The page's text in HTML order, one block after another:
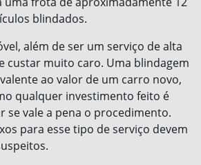
blindados.
além de ser um serviço de alta
custar muito caro. Uma blindagem
ao valor de um carro novo,
qualquer investimento feito é
se vale a pena o procedimento.
para esse tipo de serviço devem